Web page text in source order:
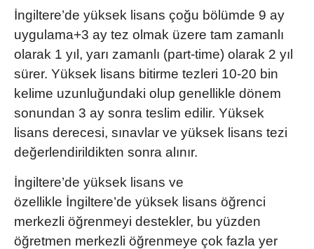
İngiltere’de yüksek lisans çoğu bölümde 9 ay
uygulama+3 ay tez olmak üzere tam zamanlı
olarak 1 yıl, yarı zamanlı (part-time) olarak 2 yıl
sürer. Yüksek lisans bitirme tezleri 10-20 bin
kelime uzunluğundaki olup genellikle dönem
sonundan 3 ay sonra teslim edilir. Yüksek
lisans derecesi, sınavlar ve yüksek lisans tezi
değerlendirildikten sonra alınır.
İngiltere’de yüksek lisans ve
özellikle İngiltere’de yüksek lisans öğrenci
merkezli öğrenmeyi destekler, bu yüzden
öğretmen merkezli öğrenmeye çok fazla yer